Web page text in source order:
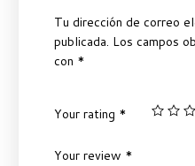
Tu dirección de correo
publicada. Los campos
con *
Your rating *
Your review *